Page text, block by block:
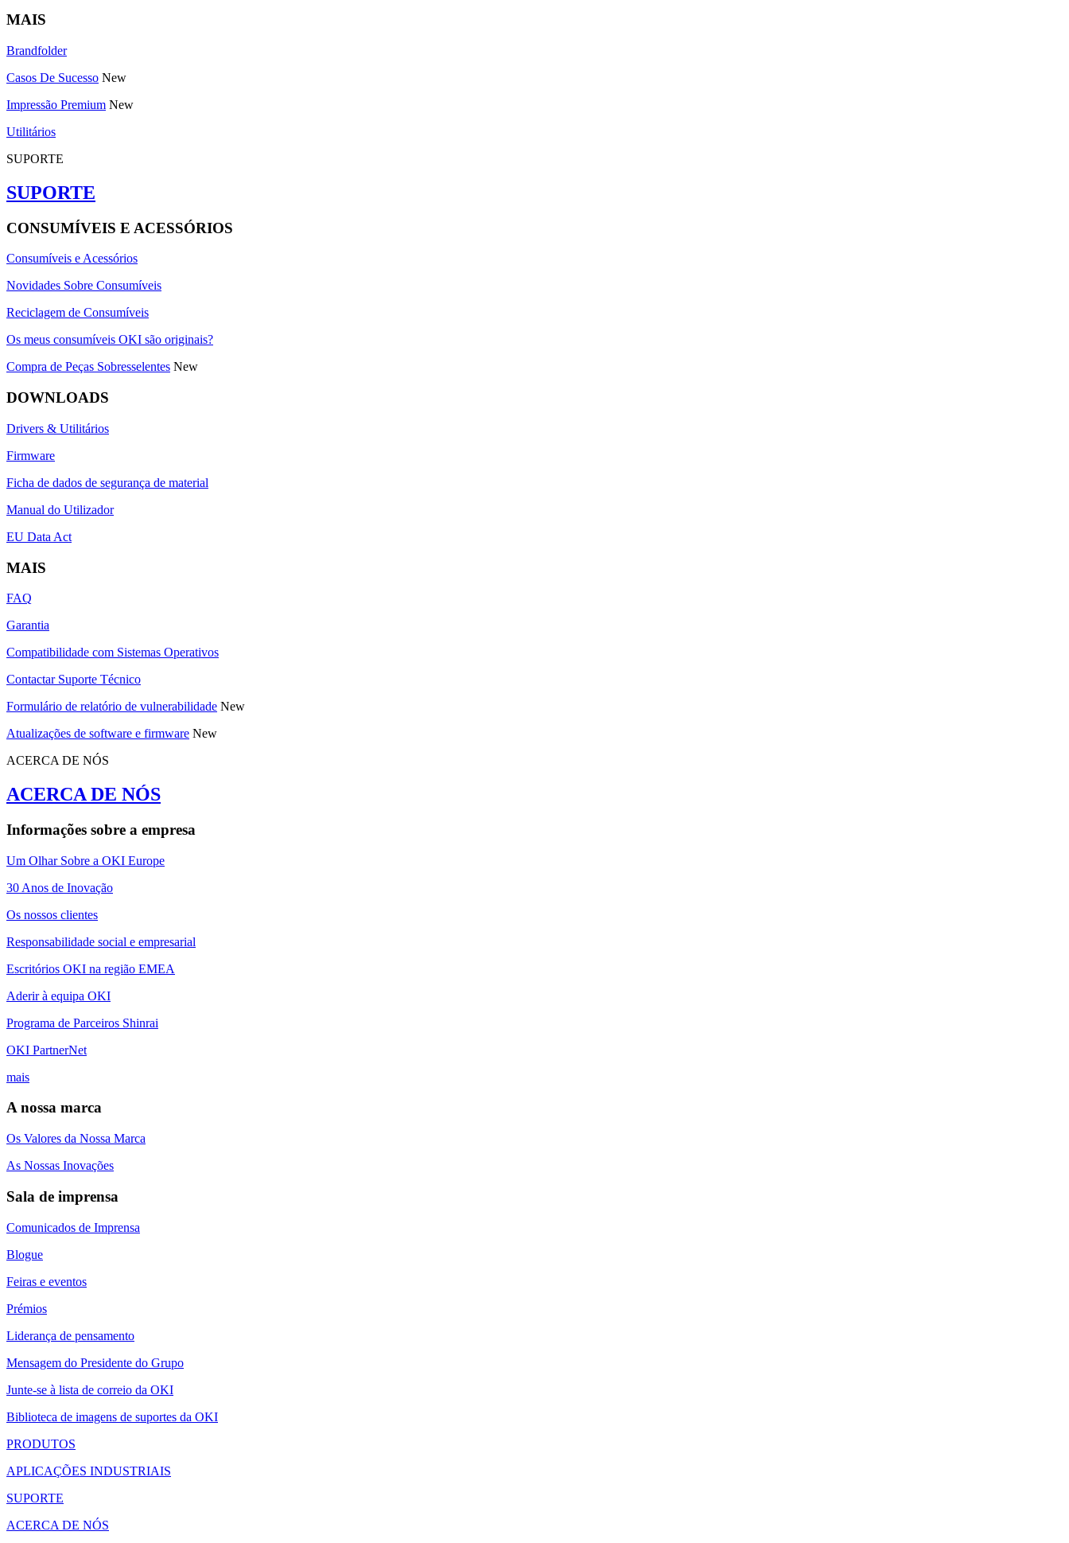
MAIS
Brandfolder
Casos De Sucesso New
Impressão Premium New
Utilitários
SUPORTE
SUPORTE
CONSUMÍVEIS E ACESSÓRIOS
Consumíveis e Acessórios
Novidades Sobre Consumíveis
Reciclagem de Consumíveis
Os meus consumíveis OKI são originais?
Compra de Peças Sobresselentes New
DOWNLOADS
Drivers & Utilitários
Firmware
Ficha de dados de segurança de material
Manual do Utilizador
EU Data Act
MAIS
FAQ
Garantia
Compatibilidade com Sistemas Operativos
Contactar Suporte Técnico
Formulário de relatório de vulnerabilidade New
Atualizações de software e firmware New
ACERCA DE NÓS
ACERCA DE NÓS
Informações sobre a empresa
Um Olhar Sobre a OKI Europe
30 Anos de Inovação
Os nossos clientes
Responsabilidade social e empresarial
Escritórios OKI na região EMEA
Aderir à equipa OKI
Programa de Parceiros Shinrai
OKI PartnerNet
mais
A nossa marca
Os Valores da Nossa Marca
As Nossas Inovações
Sala de imprensa
Comunicados de Imprensa
Blogue
Feiras e eventos
Prémios
Liderança de pensamento
Mensagem do Presidente do Grupo
Junte-se à lista de correio da OKI
Biblioteca de imagens de suportes da OKI
PRODUTOS
APLICAÇÕES INDUSTRIAIS
SUPORTE
ACERCA DE NÓS